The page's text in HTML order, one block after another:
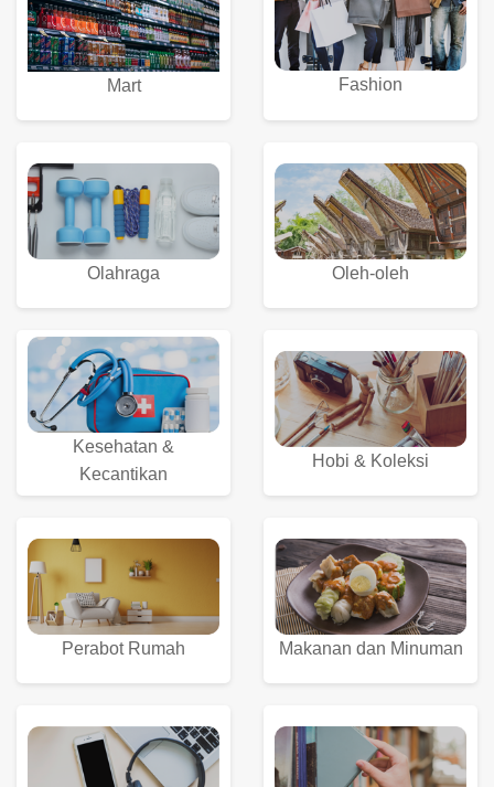
Mart Fashion
Olahraga Oleh-oleh
Kesehatan &
Kecantikan
Hobi & Koleksi
Perabot Rumah Makanan dan Minuman